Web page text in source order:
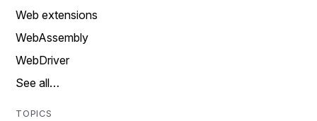
Web extensions
WebAssembly
WebDriver
See all…
TOPICS